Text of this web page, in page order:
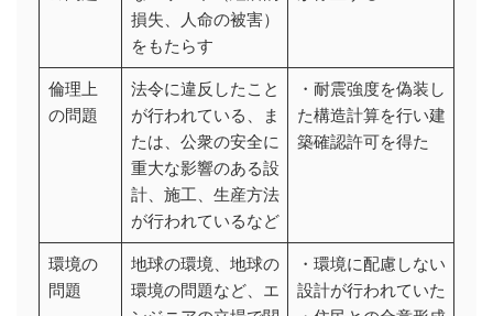
損失、人命の被害）
をもたらす
倫理上
の問題
法令に違反したこと
が行われている、ま
たは、公衆の安全に
重大な影響のある設
計、施工、生産方法
が行われているなど
・耐震強度を偽装し
た構造計算を行い建
築確認許可を得た
環境の
問題
地球の環境、地球の
環境の問題など、エ
・環境に配慮しない
設計が行われていた